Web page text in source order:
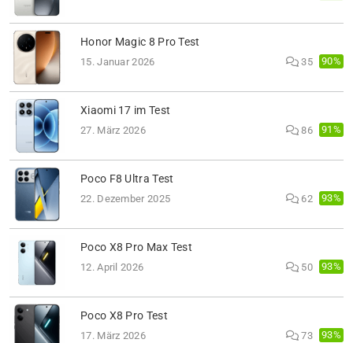
Honor Magic 8 Pro Test
15. Januar 2026 35 90%
Xiaomi 17 im Test
27. März 2026 86 91%
Poco F8 Ultra Test
22. Dezember 2025 62 93%
Poco X8 Pro Max Test
12. April 2026 50 93%
Poco X8 Pro Test
17. März 2026 73 93%